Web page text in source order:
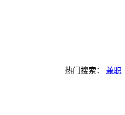
热门搜索： 兼职